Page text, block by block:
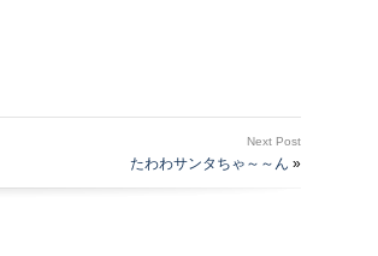
Next Post
たわわサンタちゃ～～ん »